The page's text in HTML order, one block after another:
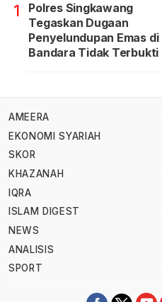
1
Polres Singkawang
Tegaskan Dugaan
Penyelundupan Emas di
Bandara Tidak Terbukti
AMEERA
EKONOMI SYARIAH
SKOR
KHAZANAH
IQRA
ISLAM DIGEST
NEWS
ANALISIS
SPORT